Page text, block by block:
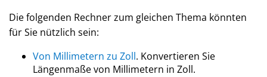
Die folgenden Rechner zum gleichen Thema könnten
für Sie nützlich sein:
Von Millimetern zu Zoll. Konvertieren Sie
Längenmaße von Millimetern in Zoll.